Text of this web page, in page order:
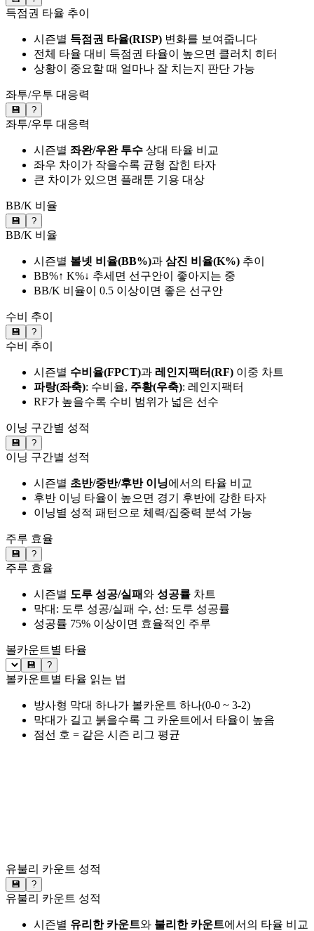
득점권 타율 추이
시즌별 득점권 타율(RISP) 변화를 보여줍니다
전체 타율 대비 득점권 타율이 높으면 클러치 히터
상황이 중요할 때 얼마나 잘 치는지 판단 가능
좌투/우투 대응력
💾 ?
좌투/우투 대응력
시즌별 좌완/우완 투수 상대 타율 비교
좌우 차이가 작을수록 균형 잡힌 타자
큰 차이가 있으면 플래툰 기용 대상
BB/K 비율
💾 ?
BB/K 비율
시즌별 볼넷 비율(BB%)과 삼진 비율(K%) 추이
BB%↑ K%↓ 추세면 선구안이 좋아지는 중
BB/K 비율이 0.5 이상이면 좋은 선구안
수비 추이
💾 ?
수비 추이
시즌별 수비율(FPCT)과 레인지팩터(RF) 이중 차트
파랑(좌축): 수비율, 주황(우축): 레인지팩터
RF가 높을수록 수비 범위가 넓은 선수
이닝 구간별 성적
💾 ?
이닝 구간별 성적
시즌별 초반/중반/후반 이닝에서의 타율 비교
후반 이닝 타율이 높으면 경기 후반에 강한 타자
이닝별 성적 패턴으로 체력/집중력 분석 가능
주루 효율
💾 ?
주루 효율
시즌별 도루 성공/실패와 성공률 차트
막대: 도루 성공/실패 수, 선: 도루 성공률
성공률 75% 이상이면 효율적인 주루
볼카운트별 타율
💾 ?
볼카운트별 타율 읽는 법
방사형 막대 하나가 볼카운트 하나(0-0 ~ 3-2)
막대가 길고 붉을수록 그 카운트에서 타율이 높음
점선 호 = 같은 시즌 리그 평균
유불리 카운트 성적
💾 ?
유불리 카운트 성적
시즌별 유리한 카운트와 불리한 카운트에서의 타율 비교